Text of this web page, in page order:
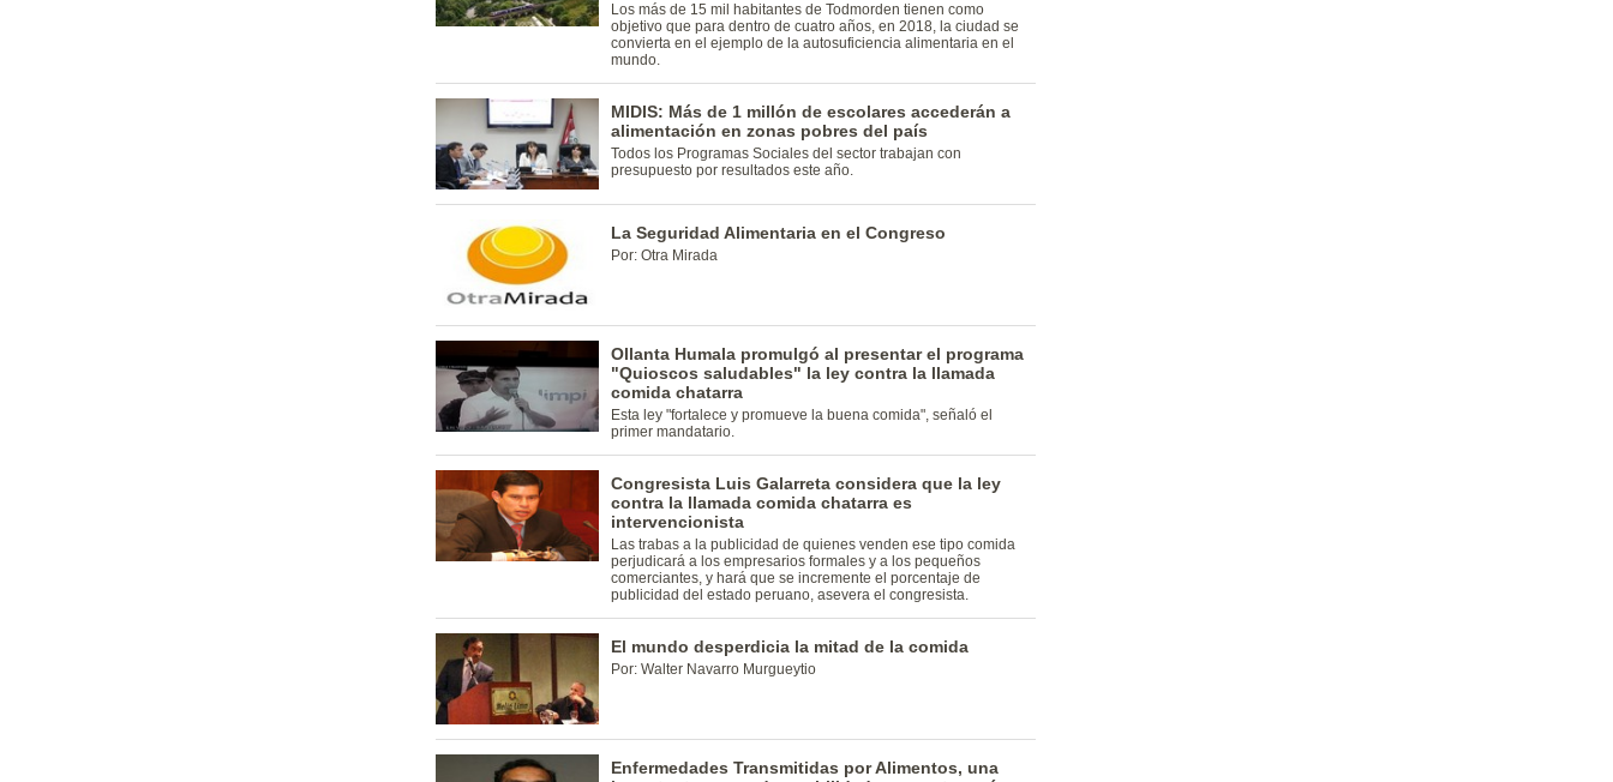
Los más de 15 mil habitantes de Todmorden tienen como
objetivo que para dentro de cuatro años, en 2018, la ciudad se
convierta en el ejemplo de la autosuficiencia alimentaria en el
mundo.
MIDIS: Más de 1 millón de escolares accederán a
alimentación en zonas pobres del país
Todos los Programas Sociales del sector trabajan con
presupuesto por resultados este año.
La Seguridad Alimentaria en el Congreso
Por: Otra Mirada
Ollanta Humala promulgó al presentar el programa
"Quioscos saludables" la ley contra la llamada
comida chatarra
Esta ley "fortalece y promueve la buena comida", señaló el
primer mandatario.
Congresista Luis Galarreta considera que la ley
contra la llamada comida chatarra es
intervencionista
Las trabas a la publicidad de quienes venden ese tipo comida
perjudicará a los empresarios formales y a los pequeños
comerciantes, y hará que se incremente el porcentaje de
publicidad del estado peruano, asevera el congresista.
El mundo desperdicia la mitad de la comida
Por: Walter Navarro Murgueytio
Enfermedades Transmitidas por Alimentos, una